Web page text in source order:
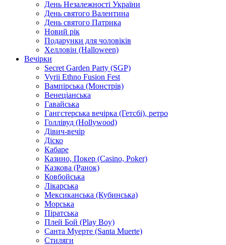
День Незалежності України
День святого Валентина
День святого Патрика
Новий рік
Подарунки для чоловіків
Хелловін (Halloween)
Вечірки
Secret Garden Party (SGP)
Vyrii Ethno Fusion Fest
Вампірська (Монстрів)
Венеціанська
Гавайська
Гангстерська вечірка (Гетсбі), ретро
Голлівуд (Hollywood)
Дівич-вечір
Діско
Кабаре
Казино, Покер (Casino, Poker)
Казкова (Ранок)
Ковбойська
Лікарська
Мексиканська (Кубинська)
Морська
Піратська
Плей Бой (Play Boy)
Санта Муерте (Santa Muerte)
Стиляги